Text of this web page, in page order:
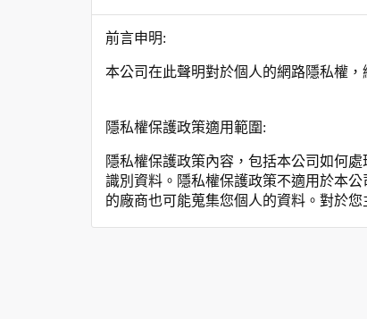
前言申明:
本公司在此聲明對於個人的網路隱私權
隱私權保護政策適用範圍:
隱私權保護政策內容，包括本公司如何
識別資料。隱私權保護政策不適用於本
的廠商也可能蒐集您個人的資料。對於
您個人在本網站上的聊天室或討論區中